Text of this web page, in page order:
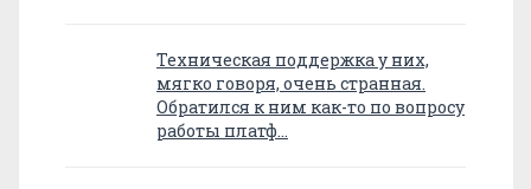
Техническая поддержка у них,
мягко говоря, очень странная.
Обратился к ним как-то по вопросу
работы платф…